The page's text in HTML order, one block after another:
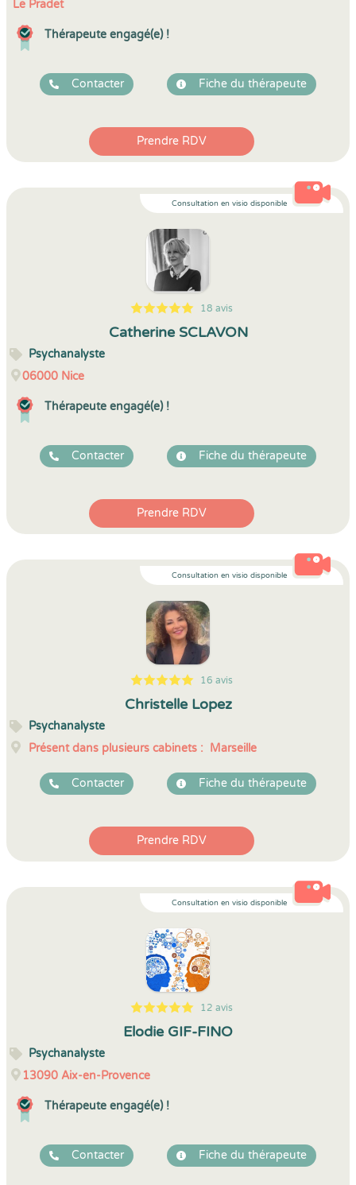
Le Pradet
Thérapeute engagé(e) !
Contacter Fiche du thérapeute
Prendre RDV
Consultation en visio disponible
5
1
5
18 18 avis
Catherine SCLAVON
Psychanalyste
06000 Nice
Thérapeute engagé(e) !
Contacter Fiche du thérapeute
Prendre RDV
Consultation en visio disponible
5
1
5
16 16 avis
Christelle Lopez
Psychanalyste
Présent dans plusieurs cabinets : Marseille
Contacter Fiche du thérapeute
Prendre RDV
Consultation en visio disponible
5
1
5
12 12 avis
Elodie GIF-FINO
Psychanalyste
13090 Aix-en-Provence
Thérapeute engagé(e) !
Contacter Fiche du thérapeute